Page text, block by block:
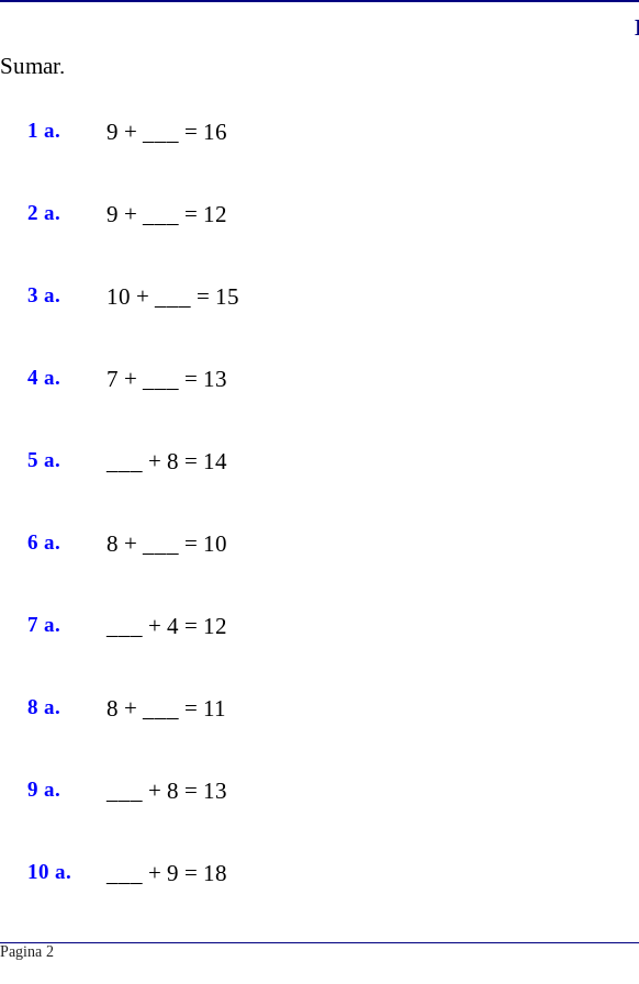
Sumar.
1 a. 9 + ___ = 16
2 a. 9 + ___ = 12
3 a. 10 + ___ = 15
4 a. 7 + ___ = 13
5 a. ___ + 8 = 14
6 a. 8 + ___ = 10
7 a. ___ + 4 = 12
8 a. 8 + ___ = 11
9 a. ___ + 8 = 13
10 a. ___ + 9 = 18
Pagina 2